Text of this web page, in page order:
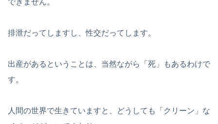
できません。
排泄だってしますし、性交だってします。
出産があるということは、当然ながら「死」もあるわけで
す。
人間の世界で生きていますと、どうしても「クリーン」な